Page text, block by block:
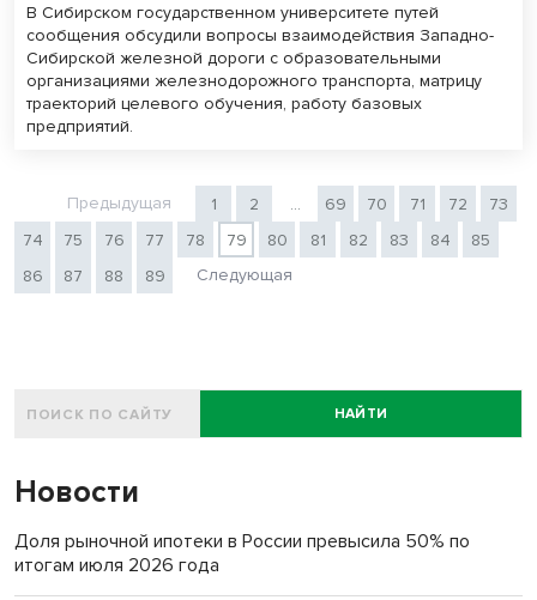
В Сибирском государственном университете путей
сообщения обсудили вопросы взаимодействия Западно-
Сибирской железной дороги с образовательными
организациями железнодорожного транспорта, матрицу
траекторий целевого обучения, работу базовых
предприятий.
Предыдущая 1 2 ... 69 70 71 72
73
74
75 76 77 78 79 80 81 82 83 84
85
86
87 88 89 Следующая
НАЙТИ
Новости
Доля рыночной ипотеки в России превысила 50% по
итогам июля 2026 года